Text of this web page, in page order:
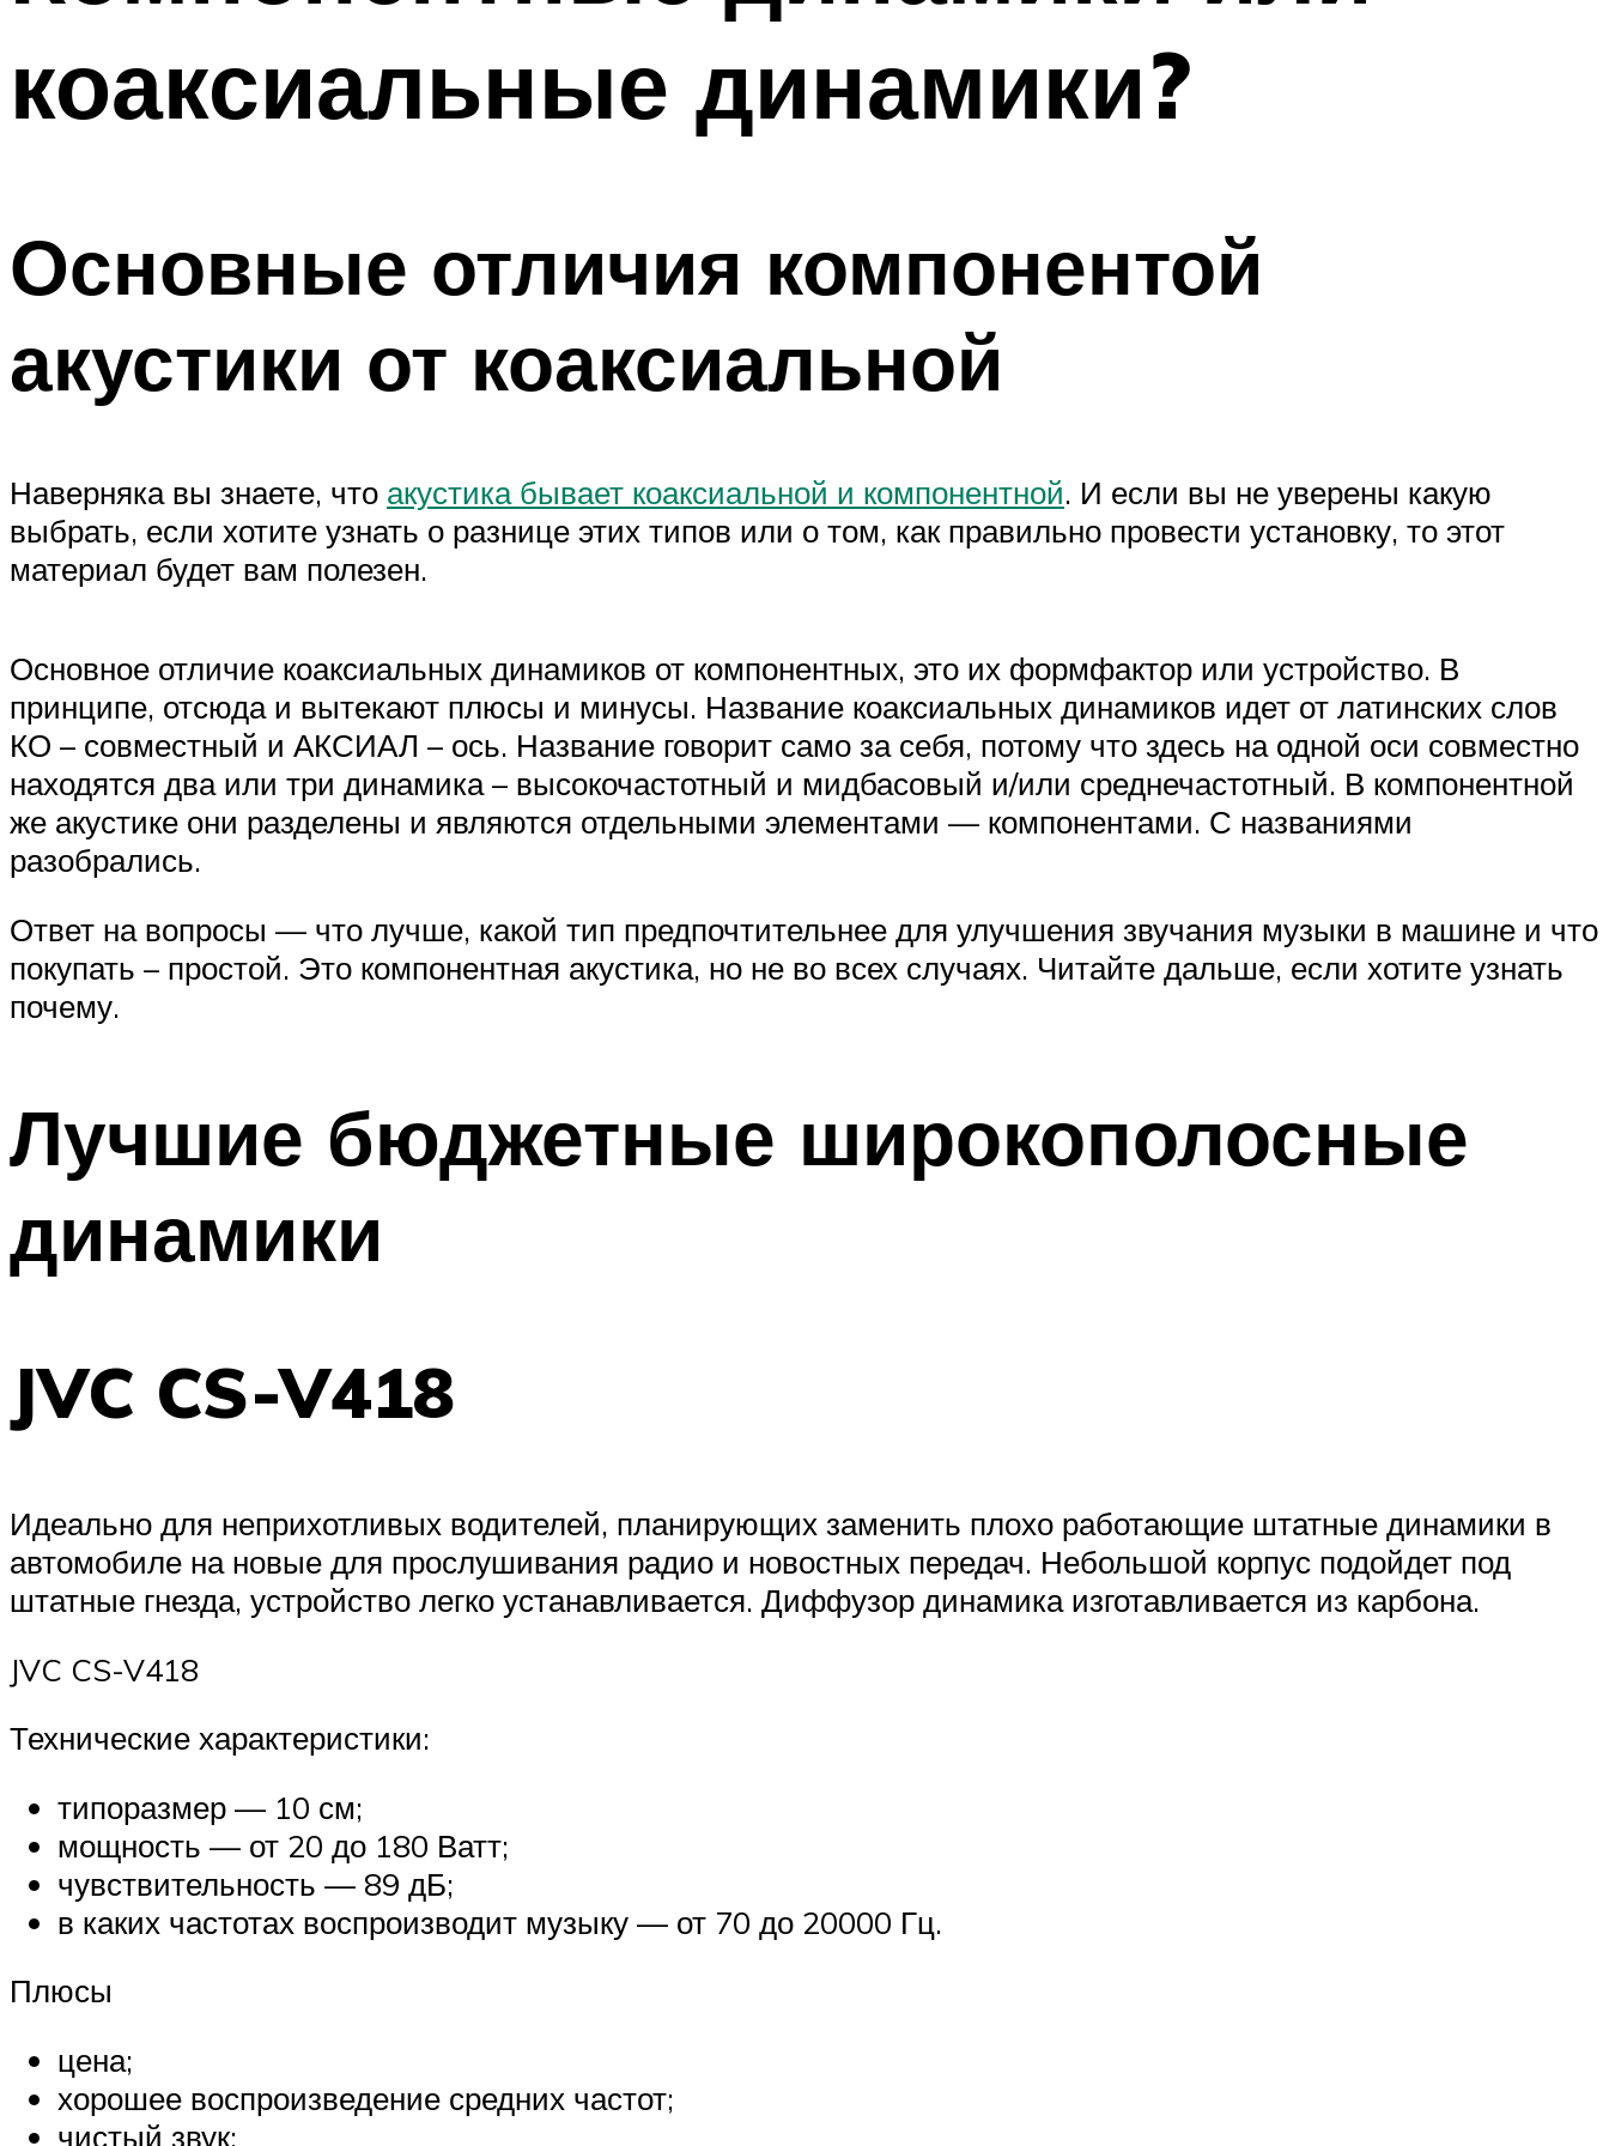
коаксиальные динамики?
Основные отличия компонентой
акустики от коаксиальной
Наверняка вы знаете, что акустика бывает коаксиальной и компонентной. И если вы не уверены какую
выбрать, если хотите узнать о разнице этих типов или о том, как правильно провести установку, то этот
материал будет вам полезен.
Основное отличие коаксиальных динамиков от компонентных, это их формфактор или устройство. В
принципе, отсюда и вытекают плюсы и минусы. Название коаксиальных динамиков идет от латинских слов
КО – совместный и АКСИАЛ – ось. Название говорит само за себя, потому что здесь на одной оси совместно
находятся два или три динамика – высокочастотный и мидбасовый и/или среднечастотный. В компонентной
же акустике они разделены и являются отдельными элементами — компонентами. С названиями
разобрались.
Ответ на вопросы — что лучше, какой тип предпочтительнее для улучшения звучания музыки в машине и что
покупать – простой. Это компонентная акустика, но не во всех случаях. Читайте дальше, если хотите узнать
почему.
Лучшие бюджетные широкополосные
динамики
JVC CS-V418
Идеально для неприхотливых водителей, планирующих заменить плохо работающие штатные динамики в
автомобиле на новые для прослушивания радио и новостных передач. Небольшой корпус подойдет под
штатные гнезда, устройство легко устанавливается. Диффузор динамика изготавливается из карбона.
JVC CS-V418
Технические характеристики:
типоразмер — 10 см;
мощность — от 20 до 180 Ватт;
чувствительность — 89 дБ;
в каких частотах воспроизводит музыку — от 70 до 20000 Гц.
Плюсы
цена;
хорошее воспроизведение средних частот;
чистый звук;